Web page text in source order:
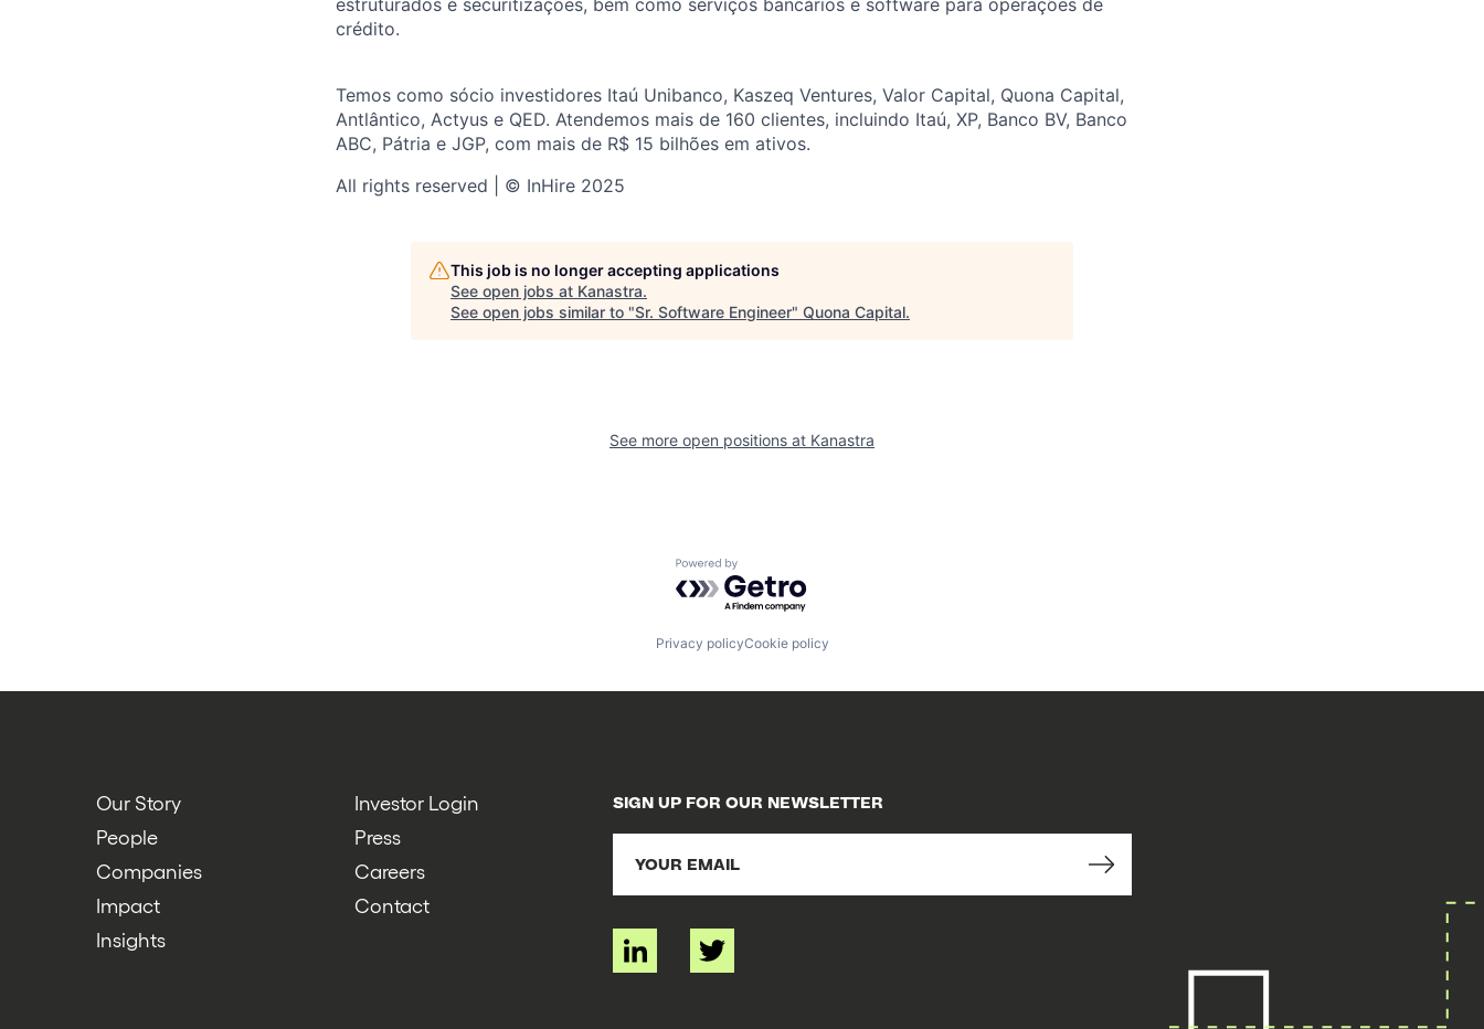
estruturados e securitizações, bem como serviços bancários e software para operações de
crédito.
Temos como sócio investidores Itaú Unibanco, Kaszeq Ventures, Valor Capital, Quona Capital,
Antlântico, Actyus e QED. Atendemos mais de 160 clientes, incluindo Itaú, XP, Banco BV, Banco
ABC, Pátria e JGP, com mais de R$ 15 bilhões em ativos.
All rights reserved | © InHire 2025
This job is no longer accepting applications
See open jobs at Kanastra.
See open jobs similar to "Sr. Software Engineer" Quona Capital.
See more open positions at Kanastra
Powered by Getro.com
Privacy policyCookie policy
Our Story
People
Companies
Impact
Insights
Investor Login
Press
Careers
Contact
SIGN UP FOR OUR NEWSLETTER